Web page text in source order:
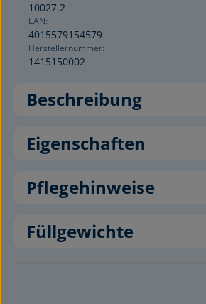
10027.2
EAN:
4015579154579
Herstellernummer:
1415150002
Beschreibung
Eigenschaften
Pflegehinweise
Füllgewichte